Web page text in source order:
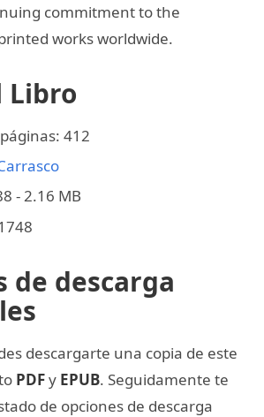
commitment to the
works worldwide.
Libro
412
- 2.16 MB
de descarga
descargarte una copia de este
PDFy EPUB. Seguidamente te
de opciones de descarga